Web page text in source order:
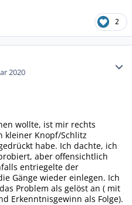
2
2020
wollte, ist mir rechts
kleiner Knopf/Schlitz
habe. Ich dachte, ich
aber offensichtlich
entriegelte der
Gänge wieder einlegen. Ich
Problem als gelöst an ( mit
Erkenntnisgewinn als Folge).